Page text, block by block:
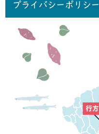
プライバシーポリシー